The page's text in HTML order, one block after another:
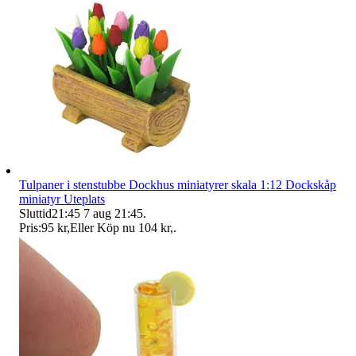
Tulpaner i stenstubbe Dockhus miniatyrer skala 1:12 Dockskåp
miniatyr Uteplats
Sluttid21:45 7 aug 21:45.
Pris:95 kr,Eller Köp nu 104 kr,.